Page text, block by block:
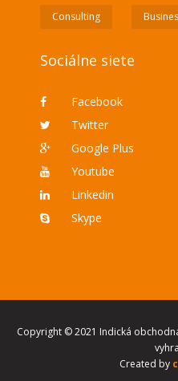
Consulting
Sociálne siete
Facebook
Twitter
Google Plus
Youtube
Linkedin
Skype
Copyright © 2021 Indická
Created by